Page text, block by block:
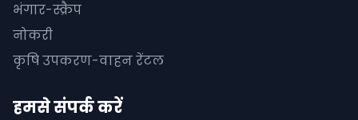
भंगार-स्क्रैप
नोकरी
कृषि उपकरण-वाहन रेंटल
हमसे संपर्क करें